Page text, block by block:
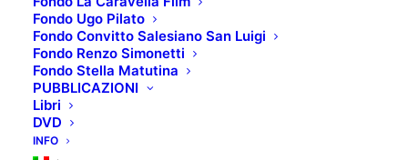
Fondo Ugo Pilato
Fondo Convitto Salesiano San Luigi
Fondo Renzo Simonetti
Fondo Stella Matutina
PUBBLICAZIONI
Libri
DVD
INFO
Per la prima volta vengono raccolti in un libro,
riccamente illustrato con locandine e foto inedite, più
di duecento saggi e recensioni apparsi dal 1947 al
1967 sulla storica rivista di cultura Il Calendario del
Popolo. Grazie alla sua profonda capacità di analisi,
Casiraghi ci permette di rivisitare i grandi classici e
le pellicole meno conosciute, e di indagare quel